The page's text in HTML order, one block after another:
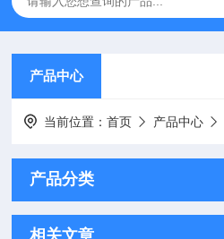
产品中心
当前位置：首页 产品中心
产品分类
相关文章